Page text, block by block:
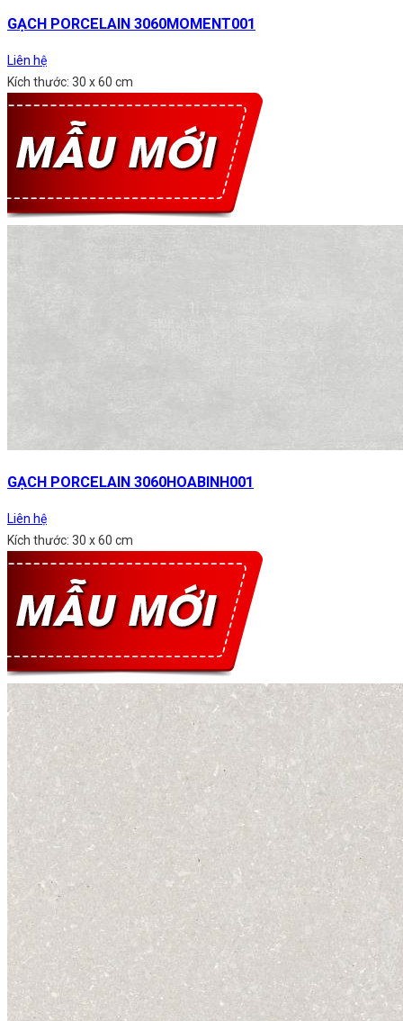
GẠCH PORCELAIN 3060MOMENT001
Liên hệ
Kích thước: 30 x 60 cm
GẠCH PORCELAIN 3060HOABINH001
Liên hệ
Kích thước: 30 x 60 cm